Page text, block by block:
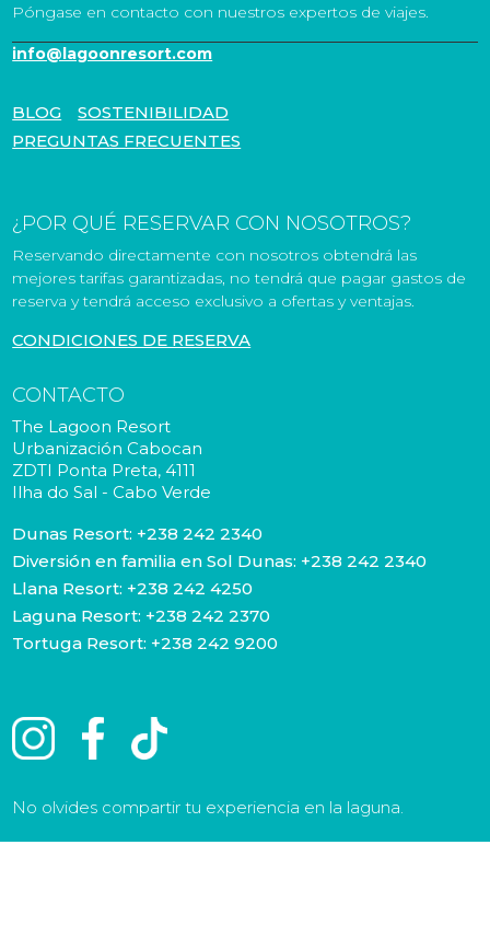
Póngase en contacto con nuestros expertos de viajes.
info@lagoonresort.com
BLOG
SOSTENIBILIDAD
PREGUNTAS FRECUENTES
¿POR QUÉ RESERVAR CON NOSOTROS?
Reservando directamente con nosotros obtendrá las
mejores tarifas garantizadas, no tendrá que pagar gastos de
reserva y tendrá acceso exclusivo a ofertas y ventajas.
CONDICIONES DE RESERVA
CONTACTO
The Lagoon Resort
Urbanización Cabocan
ZDTI Ponta Preta, 4111
Ilha do Sal - Cabo Verde
Dunas Resort: +238 242 2340
Diversión en familia en Sol Dunas: +238 242 2340
Llana Resort: +238 242 4250
Laguna Resort: +238 242 2370
Tortuga Resort: +238 242 9200
No olvides compartir tu experiencia en la laguna.